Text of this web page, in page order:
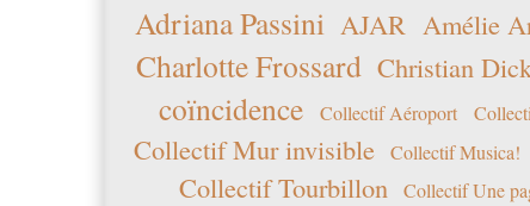
Adriana Passini AJAR Amélie
Charlotte Frossard Christian
coïncidence
Collectif Aéroport
Collectif Mur invisible Collectif Musica!
Collectif Tourbillon
Collectif Une